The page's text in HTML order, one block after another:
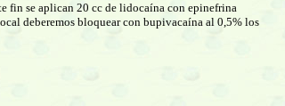
fin se aplican 20 cc de lidocaína con epinefrina
deberemos bloquear con bupivacaína al 0,5% los